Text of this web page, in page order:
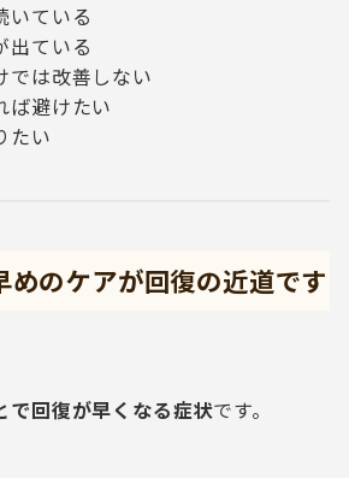
いている
出ている
では改善しない
ば避けたい
たい
のケアが回復の近道です
で回復が早くなる症状です。